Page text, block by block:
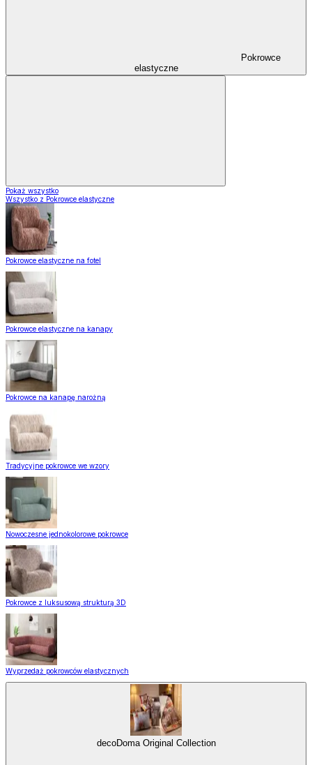
Pokrowce
elastyczne
Pokaż wszystko
Wszystko z Pokrowce elastyczne
Pokrowce elastyczne na fotel
Pokrowce elastyczne na kanapy
Pokrowce na kanapę narożną
Tradycyjne pokrowce we wzory
Nowoczesne jednokolorowe pokrowce
Pokrowce z luksusową strukturą 3D
Wyprzedaż pokrowców elastycznych
decoDoma Original Collection